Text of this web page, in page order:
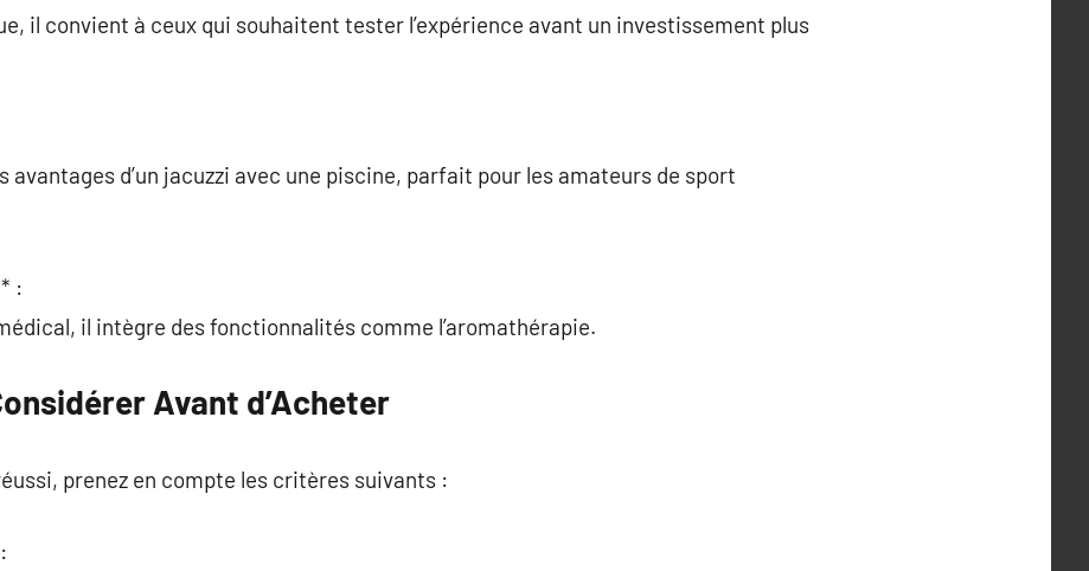
il convient à ceux qui souhaitent tester l’expérience avant un investissement plus
avantages d’un jacuzzi avec une piscine, parfait pour les amateurs de sport
:
il intègre des fonctionnalités comme l’aromathérapie.
Avant d’Acheter
prenez en compte les critères suivants :